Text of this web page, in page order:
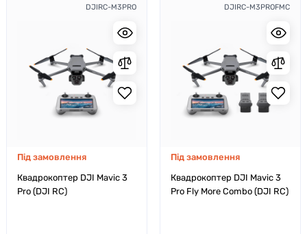
DJIRC-M3PRO
Під замовлення
Квадрокоптер DJI Mavic 3
Pro (DJI RC)
DJIRC-M3PROFMC
Під замовлення
Квадрокоптер DJI Mavic 3
Pro Fly More Combo (DJI RC)